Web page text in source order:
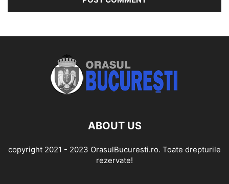
ABOUT US
copyright 2021 - 2023 OrasulBucuresti.ro. Toate drepturile
rezervate!